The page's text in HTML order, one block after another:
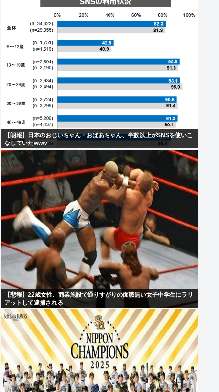
【朗報】日本のおじいちゃん・おばあちゃん、半数以上がSNSを使いこ
なしていたwww
【悲報】22歳女性、商業施設で通りすがりの面識無い女子中学生にラリ
アットして逮捕される